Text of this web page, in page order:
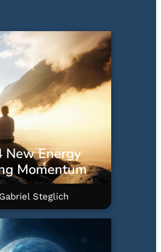
New Energy
Momentum
Gabriel Steglich